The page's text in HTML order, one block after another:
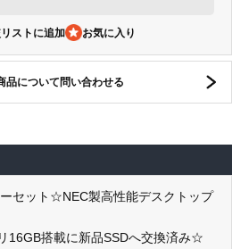
リストに追加
品について問い合わせる
セット☆NEC製高性能デスクトップ
16GB搭載に新品SSDへ交換済み☆